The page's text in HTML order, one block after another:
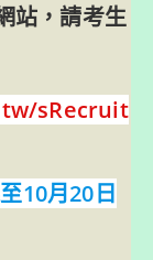
站，請考生
sRecruit
10月20日